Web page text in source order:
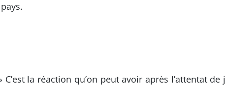
C’est la réaction qu’on peut avoir après l’attentat